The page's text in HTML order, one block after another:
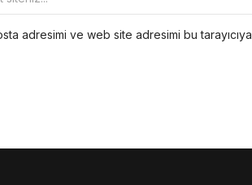
adresimi ve web site adresimi bu tarayıcıya